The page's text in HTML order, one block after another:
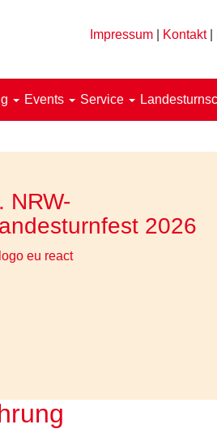
Impressum Kontakt|
Events Service
NRW-
2026